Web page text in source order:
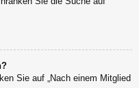
Sie auf „Nach einem Mitglied